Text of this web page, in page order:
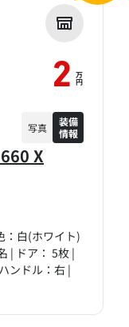
X
：白(ホワイト)
| ドア： 5枚 |
ンドル：右 |
2 万
円
写真
装備
情報